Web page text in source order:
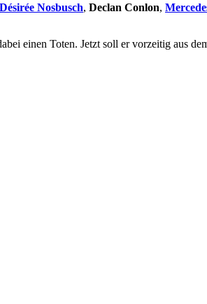
Désirée Nosbusch, Declan Conlon,
einen Toten. Jetzt soll er vorzeitig aus